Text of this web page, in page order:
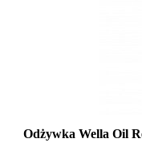
Odżywka Wella Oil